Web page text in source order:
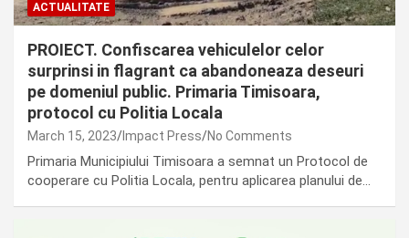
ACTUALITATE
PROIECT. Confiscarea vehiculelor celor
surprinsi in flagrant ca abandoneaza deseuri
pe domeniul public. Primaria Timisoara,
protocol cu Politia Locala
March 15, 2023 Impact Press No Comments
Primaria Municipiului Timisoara a semnat un Protocol de
cooperare cu Politia Locala, pentru aplicarea planului de…